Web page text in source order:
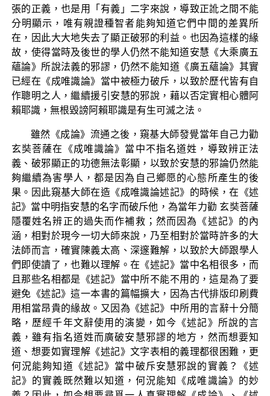
張的正義，也是用「有義」二字來說，導致正訛之間不能
分明顯示，唯有親證種智者能夠知道它們中間的差異所
在，因此大大地失去了顯正破邪的利益。也因為這樣的緣
故，使得當時及後世的學人仍然不能知道安慧《大乘廣五
蘊論》所說法義的邪謬，仍然不能知道《廣五蘊論》其實
已經在《成唯識論》當中被極力破斥，以致於歷代皆有自
作聰明之人，繼續援引安慧的邪說，藉以否定實相心體阿
賴耶識，無根毀謗阿賴耶識是有生可滅之法。
雖然《成論》流通之後，窺基大師發覺當年自己力勸
玄奘菩薩在《成唯識論》當中不指名道姓，導致辨正法
義、破邪顯正的功德無法彰顯，以致於安慧的邪論仍然能
夠繼續為害學人，都是因為自己鄉愿的心態所產生的後
果。因此窺基大師在造《成唯識論述記》的時候，在《述
記》當中明指安慧的名字而破斥他，為當年力勸 玄奘菩薩
隱覆姓名辨正的過失而作補救；然而因為《述記》的內
涵，相對於現今一切大師來說，乃至相對於當時許多的大
法師而言，確實陳義太高、深邃難解，以致於大師跟學人
們即使讀了，也難以理解。在《述記》當中名相很多，而
且那些名相都是《述記》當中所不能不用的，這是為了要
避免《述記》這一本書的篇幅擴大，因為古代排版印刷費
用相當昂貴的緣故。又因為《述記》中所用的言辭十分簡
略，歷經千年文辭使用的演變，如今《述記》所說的言
義，雖有指名道姓而廣破安慧邪謬的地方，然而想要知
道、想要如實理解《述記》文字表相的義理都很困難，更
何況能夠知道《述記》當中破斥安慧邪說的實義？《述
記》的實義既然難以知道，何況能知《成唯識論》的妙